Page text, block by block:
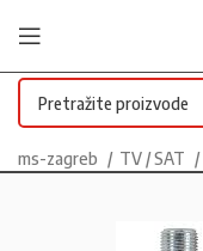
ms-zagreb TV / SAT